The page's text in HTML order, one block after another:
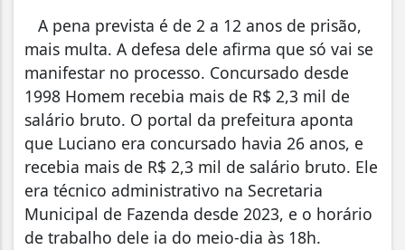
A pena prevista é de 2 a 12 anos de prisão,
mais multa. A defesa dele afirma que só vai se
manifestar no processo. Concursado desde
1998 Homem recebia mais de R$ 2,3 mil de
salário bruto. O portal da prefeitura aponta
que Luciano era concursado havia 26 anos, e
recebia mais de R$ 2,3 mil de salário bruto. Ele
era técnico administrativo na Secretaria
Municipal de Fazenda desde 2023, e o horário
de trabalho dele ia do meio-dia às 18h.